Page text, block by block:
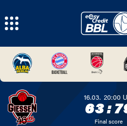
16.03. 20:00
63:
Final score